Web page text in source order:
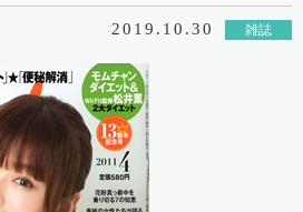
2019.10.30 雑誌